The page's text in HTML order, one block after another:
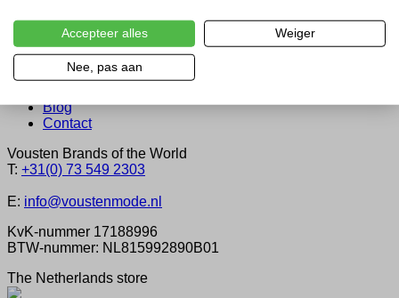
Over ons
Over Vousten
Vousten Mode is Hofleverancier!
Blog
Contact
Vousten Brands of the World
T: +31(0) 73 549 2303
E: info@voustenmode.nl
KvK-nummer 17188996
BTW-nummer: NL815992890B01
The Netherlands store
Accepteer alles Weiger
Nee, pas aan